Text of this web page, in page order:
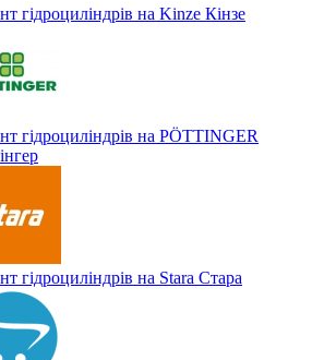
гідроциліндрів на Kinze Кінзе
гідроциліндрів на PÖTTINGER
гідроциліндрів на Stara Стара